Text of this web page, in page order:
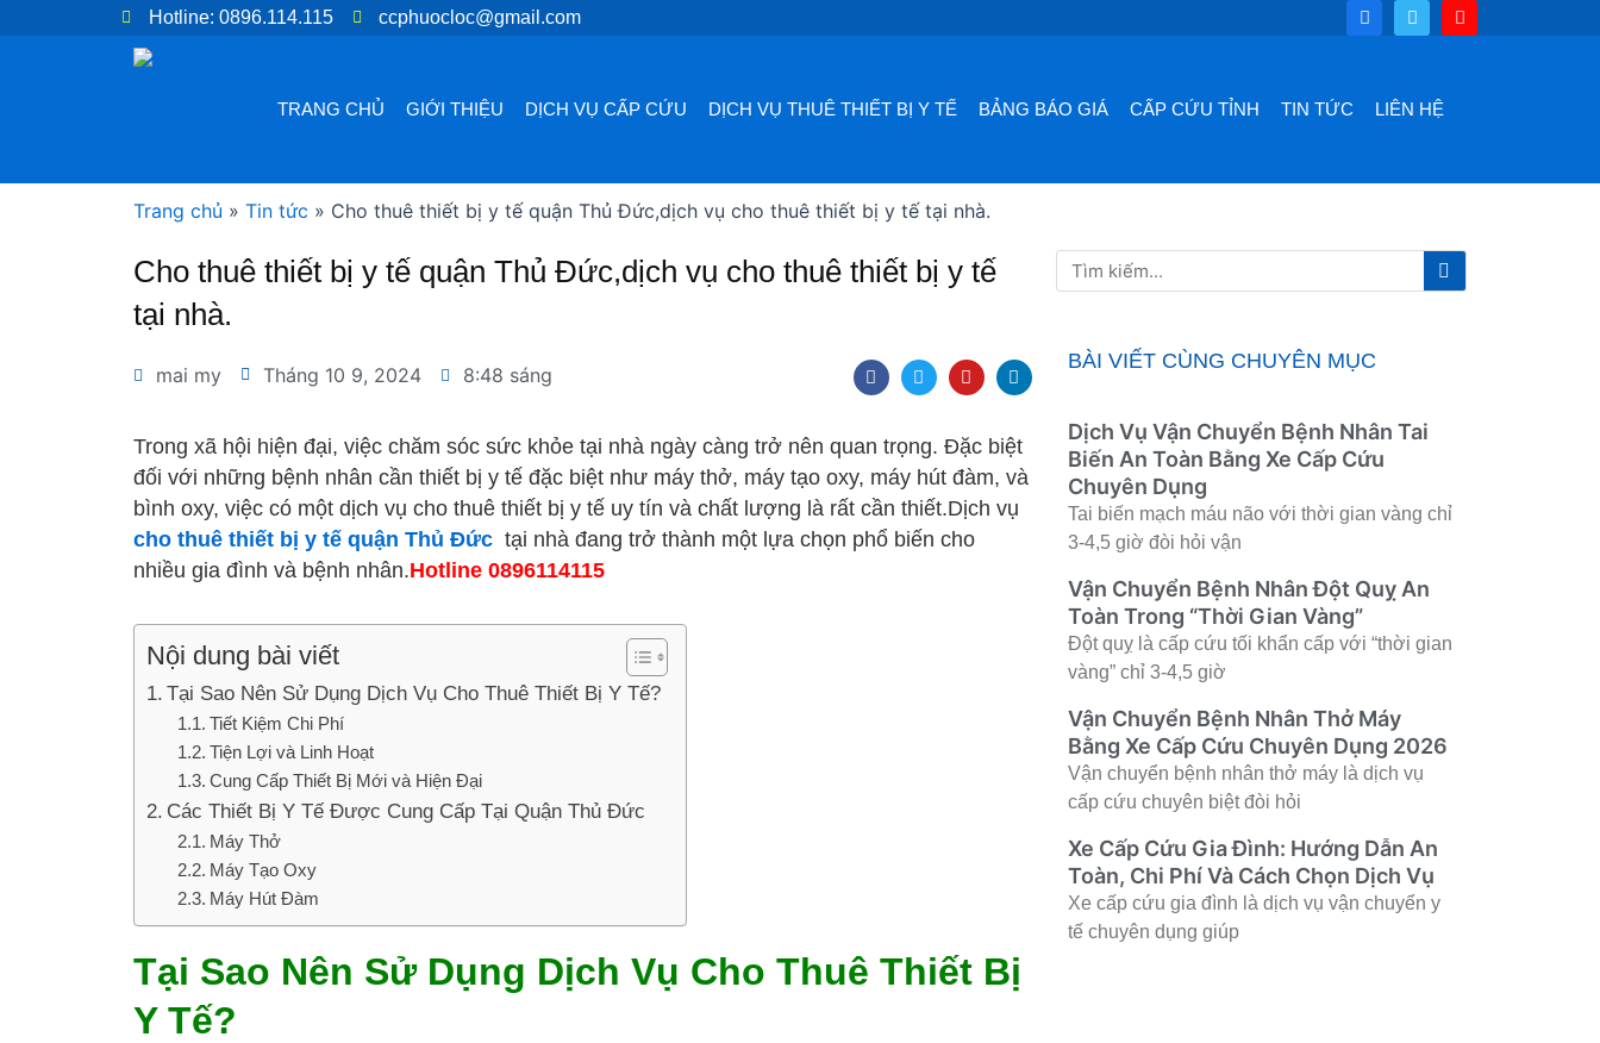
Hotline: 0896.114.115 ccphuocloc@gmail.com F
a
c
T
w
i
e
r
Y
o
u
TRANG CHỦ GIỚI THIỆU DỊCH VỤ CẤP CỨU DỊCH VỤ THUÊ THIẾT BỊ Y TẾ BẢNG BÁO GIÁ CẤP CỨU TỈNH TIN TỨC LIÊN HỆ
Trang chủ » Tin tức » Cho thuê thiết bị y tế quận Thủ Đức,dịch vụ cho thuê thiết bị y tế tại nhà.
Cho thuê thiết bị y tế quận Thủ Đức,dịch vụ cho thuê thiết bị y tế
tại nhà.
mai my Tháng 10 9, 2024 8:48 sáng F
a
c
b
o
o
k
T
w
i
t
e
r
Y
o
u
u
b
e
L
i
n
e
d
i
n
Trong xã hội hiện đại, việc chăm sóc sức khỏe tại nhà ngày càng trở nên quan trọng. Đặc biệt
đối với những bệnh nhân cần thiết bị y tế đặc biệt như máy thở, máy tạo oxy, máy hút đàm, và
bình oxy, việc có một dịch vụ cho thuê thiết bị y tế uy tín và chất lượng là rất cần thiết.Dịch vụ
cho thuê thiết bị y tế quận Thủ Đức tại nhà đang trở thành một lựa chọn phổ biến cho
nhiều gia đình và bệnh nhân.Hotline 0896114115
Nội dung bài viết
Tại Sao Nên Sử Dụng Dịch Vụ Cho Thuê Thiết Bị Y Tế?
Tiết Kiệm Chi Phí
Tiện Lợi và Linh Hoạt
Cung Cấp Thiết Bị Mới và Hiện Đại
Các Thiết Bị Y Tế Được Cung Cấp Tại Quận Thủ Đức
Máy Thở
Máy Tạo Oxy
Máy Hút Đàm
Tại Sao Nên Sử Dụng Dịch Vụ Cho Thuê Thiết Bị
Y Tế?
Tìm
kiếm
Tìm
BÀI VIẾT CÙNG CHUYÊN MỤC
Dịch Vụ Vận Chuyển Bệnh Nhân Tai
Biến An Toàn Bằng Xe Cấp Cứu
Chuyên Dụng
Tai biến mạch máu não với thời gian vàng chỉ
3-4,5 giờ đòi hỏi vận
Vận Chuyển Bệnh Nhân Đột Quỵ An
Toàn Trong “Thời Gian Vàng”
Đột quỵ là cấp cứu tối khẩn cấp với “thời gian
vàng” chỉ 3-4,5 giờ
Vận Chuyển Bệnh Nhân Thở Máy
Bằng Xe Cấp Cứu Chuyên Dụng 2026
Vận chuyển bệnh nhân thở máy là dịch vụ
cấp cứu chuyên biệt đòi hỏi
Xe Cấp Cứu Gia Đình: Hướng Dẫn An
Toàn, Chi Phí Và Cách Chọn Dịch Vụ
Xe cấp cứu gia đình là dịch vụ vận chuyển y
tế chuyên dụng giúp